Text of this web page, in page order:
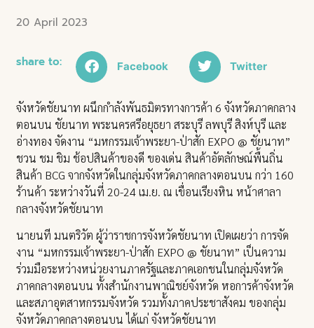
20 April 2023
share to: Facebook Twitter
จังหวัดชัยนาท ผนึกกำลังพันธมิตรทางการค้า 6 จังหวัดภาคกลาง
ตอนบน ชัยนาท พระนครศรีอยุธยา สระบุรี ลพบุรี สิงห์บุรี และ
อ่างทอง จัดงาน “มหกรรมเจ้าพระยา-ป่าสัก EXPO @ ชัยนาท”
ชวน ชม ชิม ช้อปสินค้าของดี ของเด่น สินค้าอัตลักษณ์พื้นถิ่น
สินค้า BCG จากจังหวัดในกลุ่มจังหวัดภาคกลางตอนบน กว่า 160
ร้านค้า ระหว่างวันที่ 20-24 เม.ย. ณ เขื่อนเรียงหิน หน้าศาลา
กลางจังหวัดชัยนาท
นายนที มนตริวัต ผู้ว่าราชการจังหวัดชัยนาท เปิดเผยว่า การจัด
งาน “มหกรรมเจ้าพระยา-ป่าสัก EXPO @ ชัยนาท” เป็นความ
ร่วมมือระหว่างหน่วยงานภาครัฐและภาคเอกชนในกลุ่มจังหวัด
ภาคกลางตอนบน ทั้งสำนักงานพาณิชย์จังหวัด หอการค้าจังหวัด
และสภาอุตสาหกรรมจังหวัด รวมทั้งภาคประชาสังคม ของกลุ่ม
จังหวัดภาคกลางตอนบน ได้แก่ จังหวัดชัยนาท